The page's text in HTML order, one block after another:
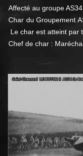
Affecté au groupe
Char du Groupement
Le char est atteint par
Chef de char :